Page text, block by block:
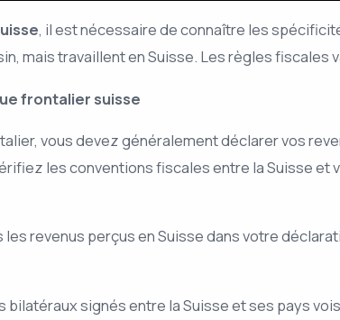
, il est nécessaire de connaître les
mais travaillent en Suisse. Les règles fiscales
frontalier suisse
vous devez généralement déclarer vos
les conventions fiscales entre la Suisse
revenus perçus en Suisse dans votre
bilatéraux signés entre la Suisse et ses pays